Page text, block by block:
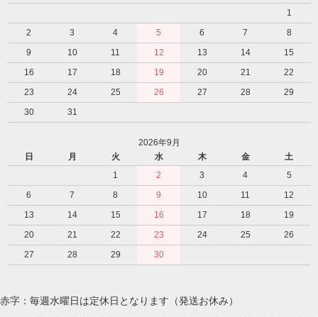
1
2
3 4 5 6 7
8
9
10 11 12 13 14
15
16
17 18 19 20 21
22
23
24 25 26 27 28
29
30
31
2026年9月
日
月 火 水 木 金
土
1
2 3 4
5
6
7 8 9 10 11
12
13
14 15 16 17 18
19
20
21 22 23 24 25
26
27
28 29 30
赤字：毎週水曜日は定休日となります（発送お休み）